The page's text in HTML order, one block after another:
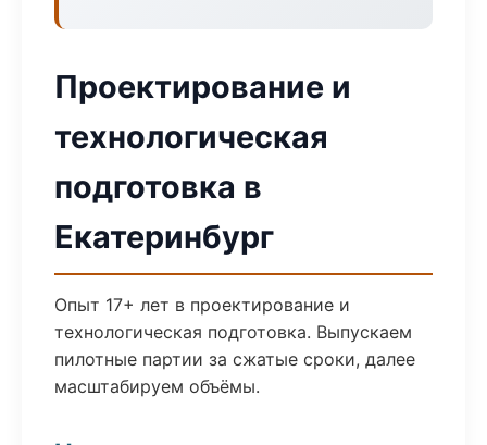
Проектирование и
технологическая
подготовка в
Екатеринбург
Опыт 17+ лет в проектирование и
технологическая подготовка. Выпускаем
пилотные партии за сжатые сроки, далее
масштабируем объёмы.